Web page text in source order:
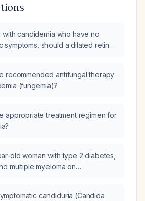
with candidemia who have no
symptoms, should a dilated retinal
recommended antifungal therapy
(fungemia)?
appropriate treatment regimen for
old woman with type 2 diabetes,
multiple myeloma on
candiduria (Candida